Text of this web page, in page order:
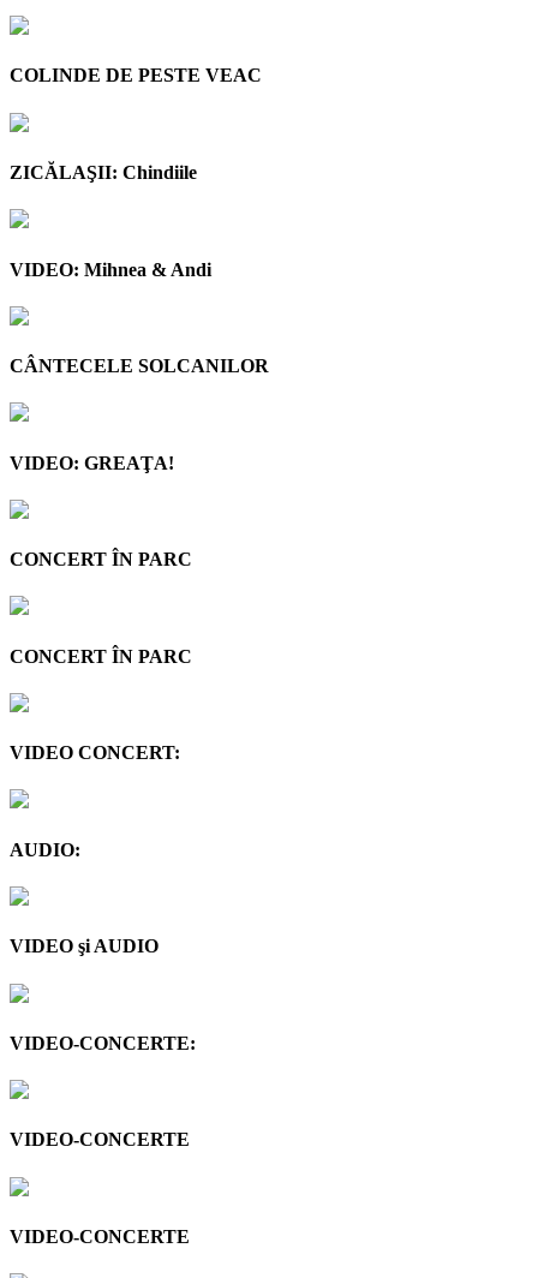
COLINDE DE PESTE VEAC
ZICĂLAŞII: Chindiile
VIDEO: Mihnea & Andi
CÂNTECELE SOLCANILOR
VIDEO: GREAŢA!
CONCERT ÎN PARC
CONCERT ÎN PARC
VIDEO CONCERT:
AUDIO:
VIDEO şi AUDIO
VIDEO-CONCERTE:
VIDEO-CONCERTE
VIDEO-CONCERTE